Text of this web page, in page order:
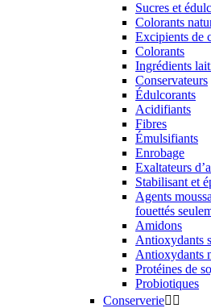
Sucres et
Colorants
Excipients de
Colorants
Ingrédients
Conservateurs
Édulcorants
Acidifiants
Fibres
Émulsifiants
Enrobage
Exaltateurs
Stabilisant et
Agents
fouettés
Amidons
Antioxydants
Antioxydants
Protéines de
Probiotiques
Conserverie 